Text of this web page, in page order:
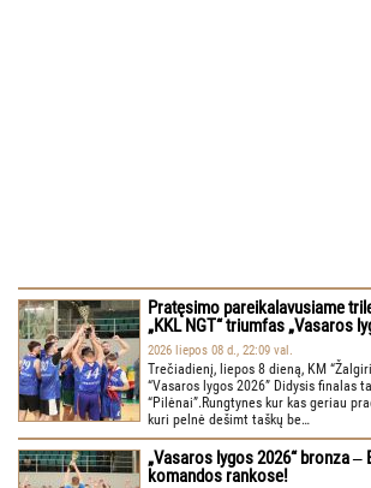
Pratęsimo pareikalavusiame
„KKL NGT“ triumfas „Vasaros
2026 liepos 08 d., 22:09 val.
Trečiadienį, liepos 8 dieną, KM
“Vasaros lygos 2026” Didysis finalas
“Pilėnai”.Rungtynes kur kas geriau
kuri pelnė dešimt taškų be…
„Vasaros lygos 2026“ bronza ‒
komandos rankose!